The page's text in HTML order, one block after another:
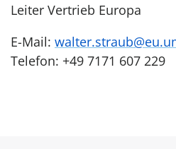
Leiter Vertrieb Europa
E-Mail:
Telefon: +49 7171 607 229